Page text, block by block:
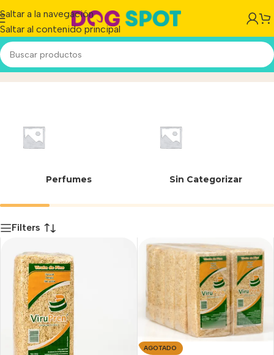
Saltar a la navegación
Saltar al contenido principal
5 LInicio/Producto
Perfumes Sin Categorizar
Filters
AGOTADO